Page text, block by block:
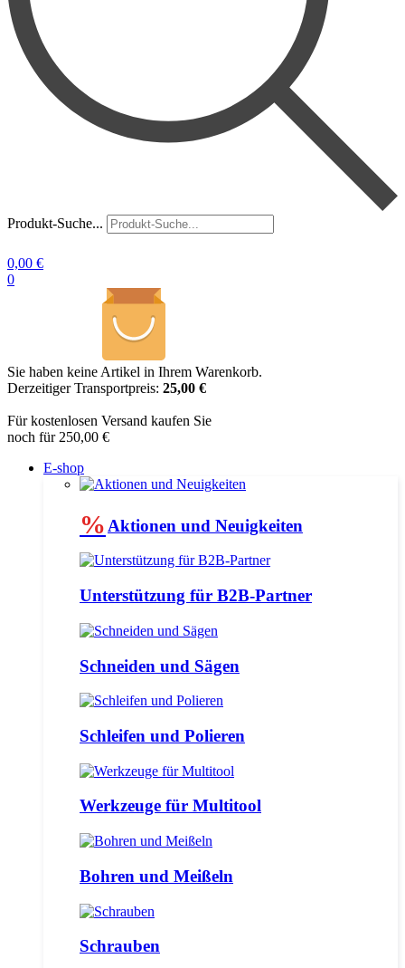
Produkt-Suche...
0,00 €
0
Sie haben keine Artikel in Ihrem Warenkorb.
Derzeitiger Transportpreis: 25,00 €
Für kostenlosen Versand kaufen Sie
noch für 250,00 €
E-shop
% Aktionen und Neuigkeiten
Unterstützung für B2B-Partner
Schneiden und Sägen
Schleifen und Polieren
Werkzeuge für Multitool
Bohren und Meißeln
Schrauben